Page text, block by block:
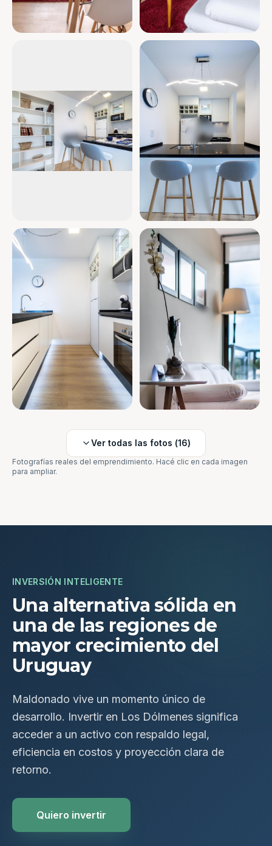
Ver todas las fotos (16)
Fotografías reales del emprendimiento. Hacé clic en cada imagen
para ampliar.
INVERSIÓN INTELIGENTE
Una alternativa sólida en
una de las regiones de
mayor crecimiento del
Uruguay
Maldonado vive un momento único de
desarrollo. Invertir en Los Dólmenes significa
acceder a un activo con respaldo legal,
eficiencia en costos y proyección clara de
retorno.
Quiero invertir